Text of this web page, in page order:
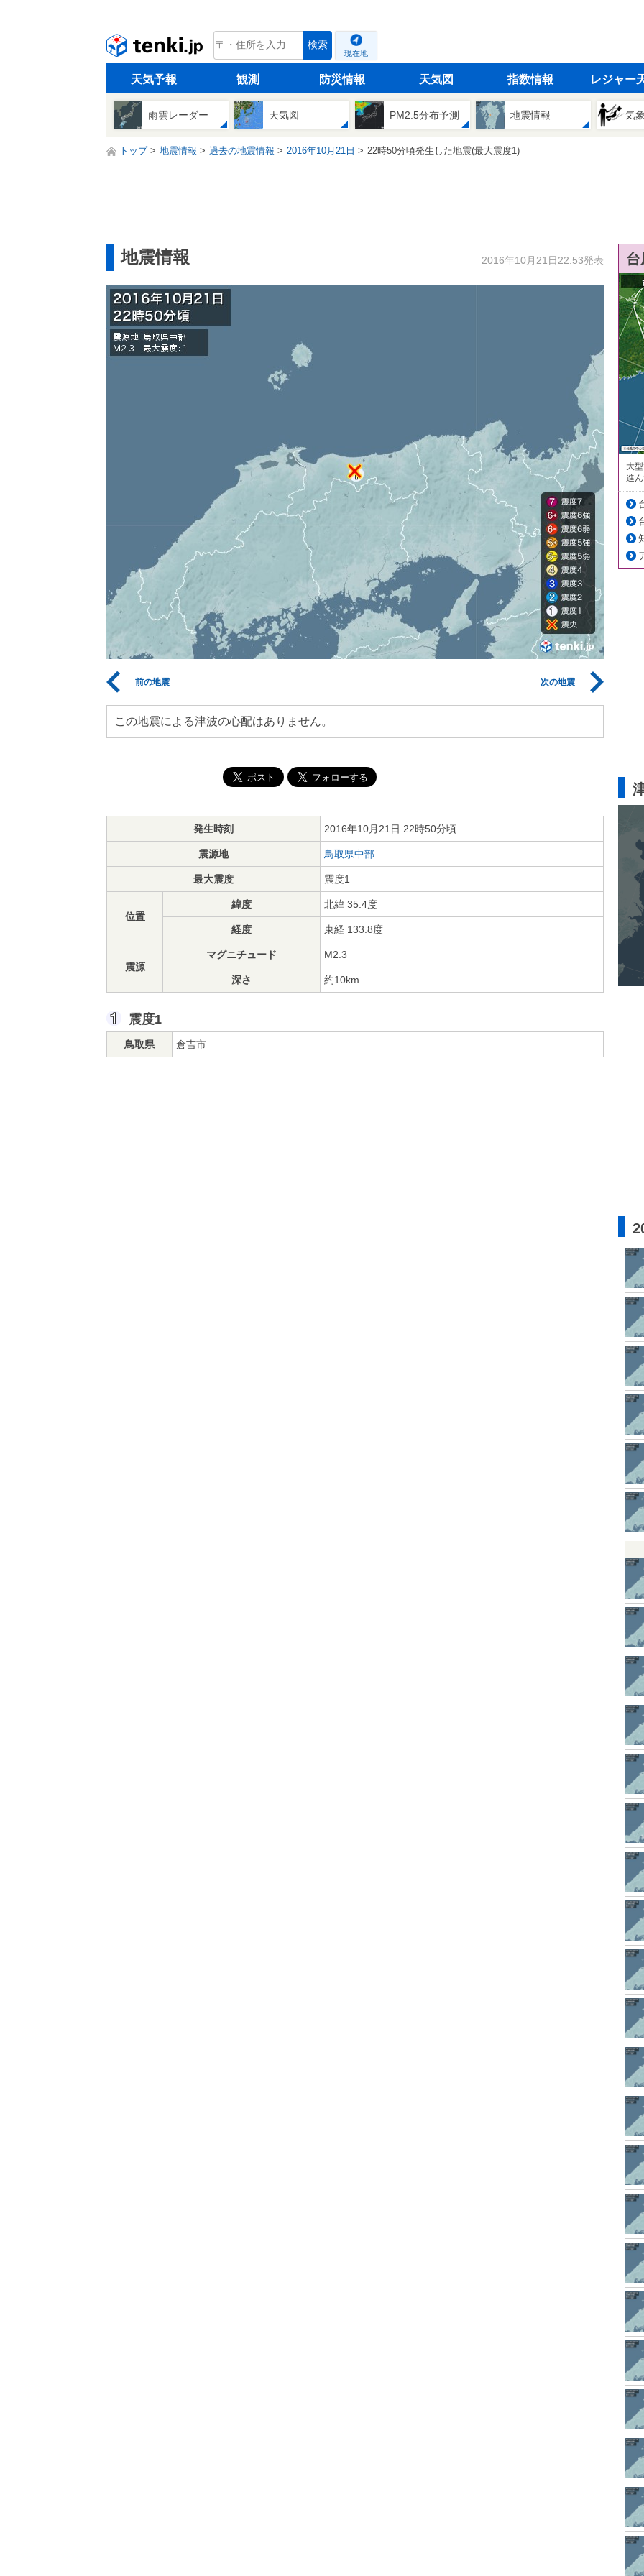
tenki.jp 検索
現在地
天気予報 観測 防災情報 天気図 指数情報 レジャー
雨雲レーダー 天気図 PM2.5分布予測 地震情報 気
トップ 地震情報 過去の地震情報 2016年10月21日 22時50分頃発生した地震(最大震度1)
地震情報 2016年10月21日22:53発表
前の地震 次の地震
この地震による津波の心配はありません。
発生時刻 2016年10月21日 22時50分頃
震源地 鳥取県中部
最大震度 震度1
位置
緯度 北緯 35.4度
経度 東経 133.8度
震源
マグニチュード M2.3
深さ 約10km
震度1
鳥取県 倉吉市
大
進